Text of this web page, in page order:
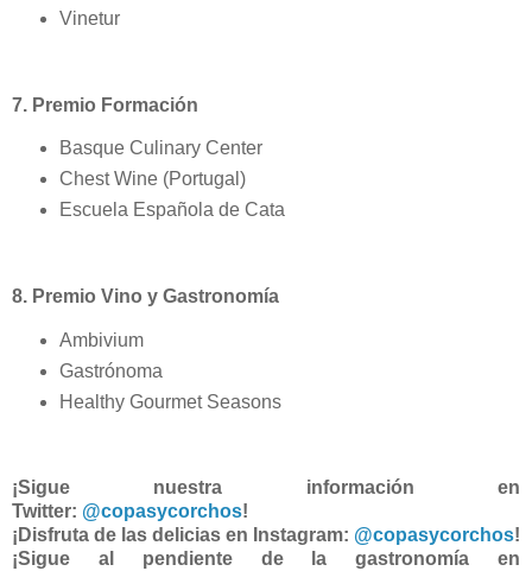
Vinetur
7. Premio Formación
Basque Culinary Center
Chest Wine (Portugal)
Escuela Española de Cata
8. Premio Vino y Gastronomía
Ambivium
Gastrónoma
Healthy Gourmet Seasons
¡Sigue nuestra información en
Twitter: @copasycorchos!
¡Disfruta de las delicias en Instagram: @copasycorchos!
¡Sigue al pendiente de la gastronomía en